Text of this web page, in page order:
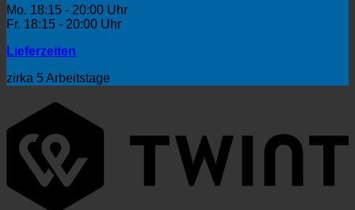
Mo. 18:15 - 20:00 Uhr
Fr. 18:15 - 20:00 Uhr
Lieferzeiten
zirka 5 Arbeitstage